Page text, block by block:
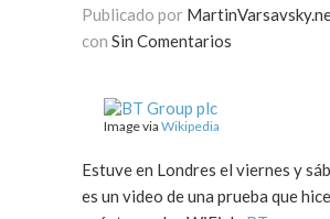
Publicado por
con Sin Comentarios
Image via Wikipedia
Estuve en Londres el viernes y
es un video de una prueba que